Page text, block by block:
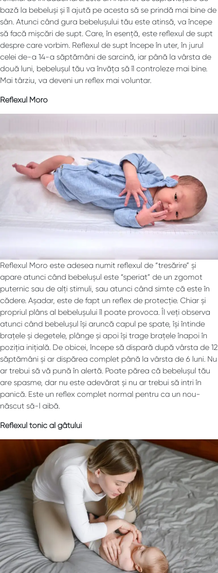
bază la bebeluși și îl ajută pe acesta să se prindă mai bine de
sân. Atunci când gura bebelușului tău este atinsă, va începe
să facă mișcări de supt. Care, în esență, este reflexul de supt
despre care vorbim. Reflexul de supt începe în uter, în jurul
celei de-a 14-a săptămâni de sarcină, iar până la vârsta de
două luni, bebelușul tău va învăța să îl controleze mai bine.
Mai târziu, va deveni un reflex mai voluntar.
Reflexul Moro
Reflexul Moro este adesea numit reflexul de “tresărire” și
apare atunci când bebelușul este “speriat” de un zgomot
puternic sau de alți stimuli, sau atunci când simte că este în
cădere. Așadar, este de fapt un reflex de protecție. Chiar și
propriul plâns al bebelușului îl poate provoca. Îl veți observa
atunci când bebelușul își aruncă capul pe spate, își întinde
brațele și degetele, plânge și apoi își trage brațele înapoi în
poziția inițială. De obicei, începe să dispară după vârsta de 12
săptămâni și ar dispărea complet până la vârsta de 6 luni. Nu
ar trebui să vă pună în alertă. Poate părea că bebelușul tău
are spasme, dar nu este adevărat și nu ar trebui să intri în
panică. Este un reflex complet normal pentru ca un nou-
născut să-l aibă.
Reflexul tonic al gâtului